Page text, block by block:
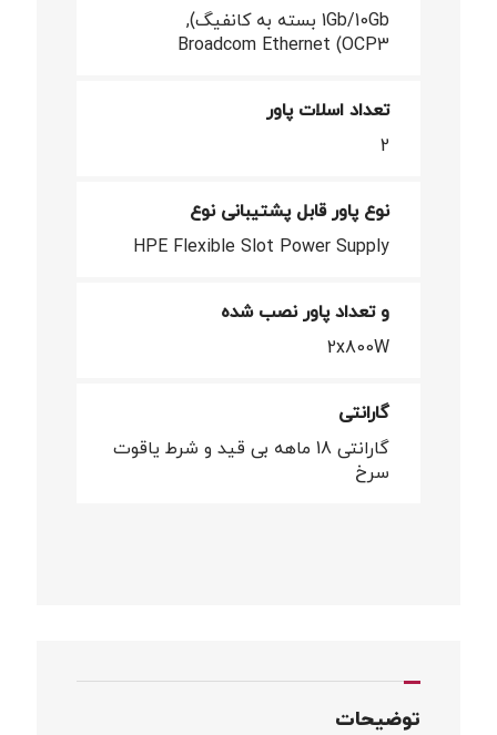
1Gb/10Gb بسته به کانفیگ),
Broadcom Ethernet (OCP3
تعداد اسلات پاور
2
نوع پاور قابل پشتیبانی نوع
HPE Flexible Slot Power Supply
و تعداد پاور نصب شده
2x800W
گارانتی
گارانتی 18 ماهه بی قید و شرط یاقوت
سرخ
توضیحات